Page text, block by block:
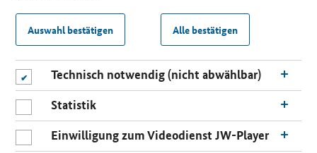
Auswahl bestätigen Alle bestätigen
Technisch notwendig (nicht abwählbar)
Statistik
Einwilligung zum Videodienst JW-Player